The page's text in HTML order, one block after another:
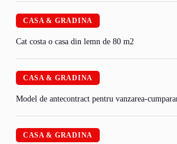
CASA & GRADINA
Cat costa o casa din lemn de 80 m2
CASA & GRADINA
Model de antecontract pentru vanzarea-
CASA & GRADINA